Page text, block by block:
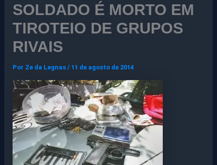
SOLDADO É MORTO EM
TIROTEIO DE GRUPOS
RIVAIS
Por Ze da Legnas/ 11 de agosto de 2014